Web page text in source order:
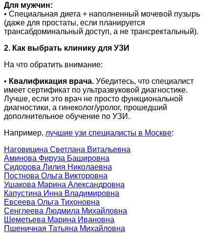
Для мужчин:
• Специальная диета + наполненный мочевой пузырь
(даже для простаты, если планируется
трансабдоминальный доступ, а не трансректальный).
2. Как выбрать клинику для УЗИ
На что обратить внимание:
• Квалификация врача. Убедитесь, что специалист
имеет сертификат по ультразвуковой диагностике.
Лучше, если это врач не просто функциональной
диагностики, а гинеколог/уролог, прошедший
дополнительное обучение по УЗИ.
Например, лучшие узи специалисты в Москве:
Наговицина Светлана Витальевна
Аминова Фируза Башировна
Сидорова Лилия Николаевна
Постнова Ольга Викторовна
Ушакова Марина Александровна
Капустина Инна Владимировна
Евсеева Ольга Тихоновна
Сенглеева Людмила Михайловна
Шеметьева Марина Ивановна
Пшеничная Татьяна Михайловна